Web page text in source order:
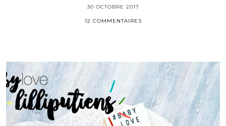
30 OCTOBRE 2017
12 COMMENTAIRES